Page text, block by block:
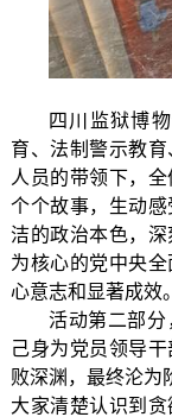
四川监狱博
育、法制警示教
人员的带领下，
个个故事，生动
洁的政治本色，
为核心的党中央
心意志和显著成效。
活动第二部分
己身为党员领导
败深渊，最终沦为
大家清楚认识到